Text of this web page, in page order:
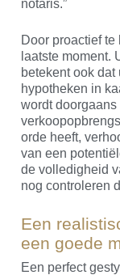
notaris.”
Door proactief
laatste moment.
betekent ook
hypotheken in
wordt
orde heeft,
van een
de volledigheid
nog controleren
Een
een goede
Een perfect